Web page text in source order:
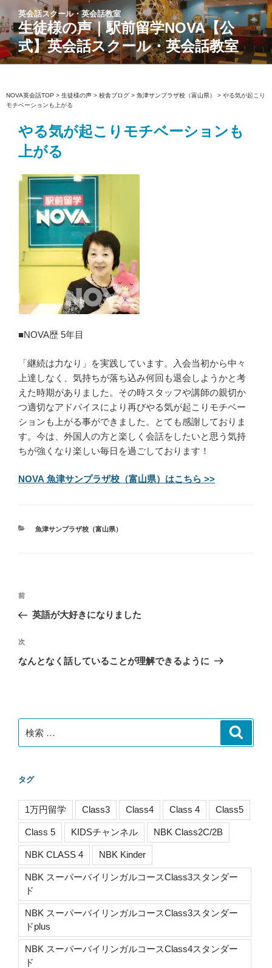
ン
テ
ン
ツ
ス
キ
英会話スクール・英会話教室
生徒様の声｜駅前留学NOVA【公
式】英会話スクール・英会話教室
NOVA英会話TOP > 生徒様の声 > 校舎ブログ > 魚津サンプラザ校（富山県） > やる気が起こり
モチベーションも上がる
やる気が起こりモチベーションも
上がる
■NOVA歴 5年目
「継続は力なり」を実践しています。入会当初から中々
上達しなく、気持ちが落ち込み何回も退会しようかと考
えた時期がありました。その時スタッフや講師の親切か
つ適切なアドバイスにより再びやる気が起こりモチベー
ションも上がる事ができました。とても感謝しておりま
す。今は、外国人の方と楽しく会話をしたいと思う気持
ちが強くなり楽しい毎日を過ごしております！
NOVA 魚津サンプラザ校（富山県）はこちら >>
カ
魚津サンプラザ校（富山県）
投
ナ
ビ
ゲ
ン
過
去
投
稿
前
英語が大好きになりました
次
の
次
なんとなく話していることが理解できるように
索:
タグ
1万円留学 Class3 Class4 Class 4 Class5
Class 5 KIDSチャンネル NBK Class2C/2B
NBK CLASS 4 NBK Kinder
NBK スーパーバイリンガルコースClass3スタンダー
ド
NBK スーパーバイリンガルコースClass3スタンダー
ドplus
NBK スーパーバイリンガルコースClass4スタンダー
ド